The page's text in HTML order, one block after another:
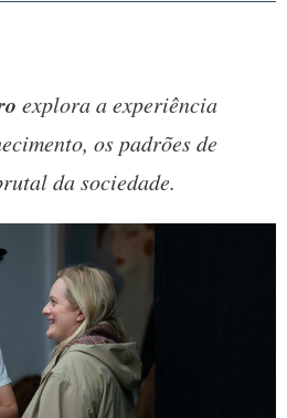
explora a experiência
os padrões de
da sociedade.